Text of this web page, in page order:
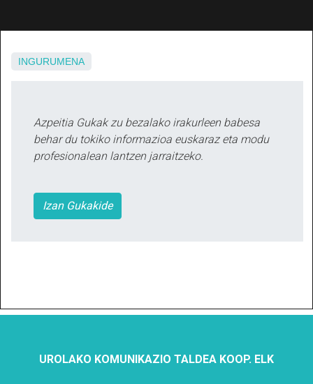
INGURUMENA
Azpeitia Gukak zu bezalako irakurleen babesa
behar du tokiko informazioa euskaraz eta modu
profesionalean lantzen jarraitzeko.
Izan Gukakide
UROLAKO KOMUNIKAZIO TALDEA KOOP. ELK